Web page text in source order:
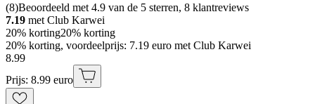
(8)Beoordeeld met 4.9 van de 5 sterren, 8 klantreviews
7.19 met Club Karwei
20% korting20% korting
20% korting, voordeelprijs: 7.19 euro met Club Karwei
8.99
Prijs: 8.99 euro